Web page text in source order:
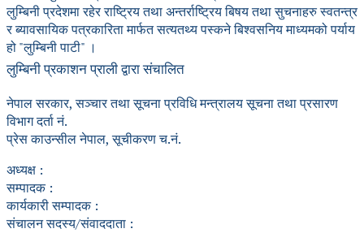
लुम्बिनी प्रदेशमा रहेर राष्ट्रिय तथा अन्तर्राष्ट्रिय बिषय तथा सुचनाहरु स्वतन्त्र
र ब्यावसायिक पत्रकारिता मार्फत सत्यतथ्य पस्कने बिश्वसनिय माध्यमको पर्याय
हो "लुम्बिनी पाटी" ।
लुम्बिनी प्रकाशन प्राली द्वारा संचालित
नेपाल सरकार, सञ्चार तथा सूचना प्रविधि मन्त्रालय सूचना तथा प्रसारण
विभाग दर्ता नं.
प्रेस काउन्सील नेपाल, सूचीकरण च.नं.
अध्यक्ष :
सम्पादक :
कार्यकारी सम्पादक :
संचालन सदस्य/संवाददाता :